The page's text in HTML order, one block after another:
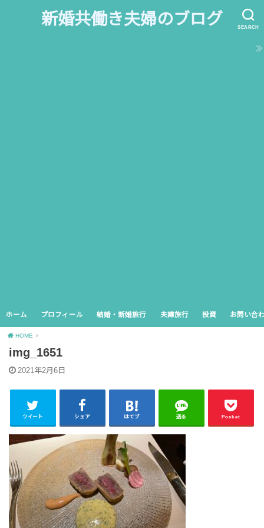
SEARCH
新婚共働き夫婦のブログ
ホーム プロフィール 結婚・新婚旅行 夫婦旅行 投資 お問い合
HOME
img_1651
2021年2月6日
ツイート シェア はてブ 送る Pocket